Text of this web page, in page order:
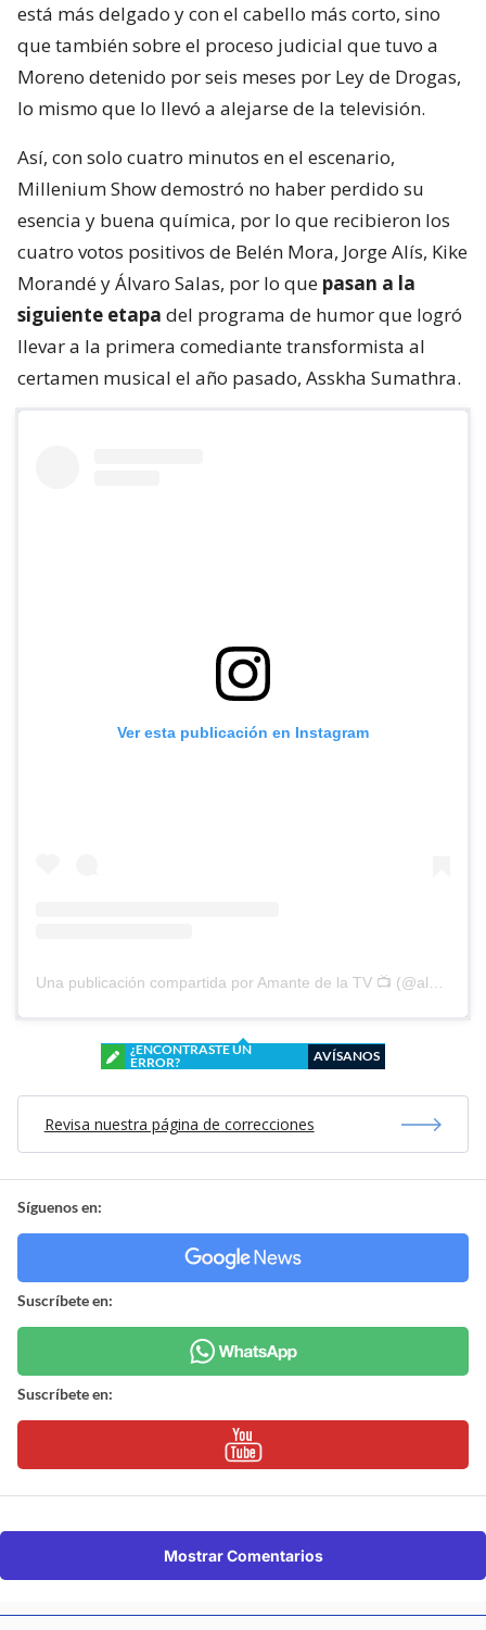
está más delgado y con el cabello más corto, sino
que también sobre el proceso judicial que tuvo a
Moreno detenido por seis meses por Ley de Drogas,
lo mismo que lo llevó a alejarse de la televisión.
Así, con solo cuatro minutos en el escenario,
Millenium Show demostró no haber perdido su
esencia y buena química, por lo que recibieron los
cuatro votos positivos de Belén Mora, Jorge Alís, Kike
Morandé y Álvaro Salas, por lo que pasan a la
siguiente etapa del programa de humor que logró
llevar a la primera comediante transformista al
certamen musical el año pasado, Asskha Sumathra.
Ver esta publicación en Instagram
Una publicación compartida por Amante de la TV 📺 (@alguien_te_observa)
¿ENCONTRASTE UN
ERROR?
AVÍSANOS
Revisa nuestra página de correcciones
Síguenos en:
Suscríbete en:
Suscríbete en:
Mostrar Comentarios